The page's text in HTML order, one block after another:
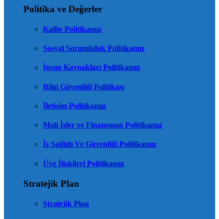
Politika ve Değerler
Kalite Politikamız
Sosyal Sorumluluk Politikamız
İnsan Kaynakları Politikamız
Bilgi Güvenliği Politikası
İletişim Politikamız
Mali İşler ve Finansman Politikamız
İş Sağlığı Ve Güvenliği Politikamız
Üye İlişkileri Politikamız
Stratejik Plan
Stratejik Plan